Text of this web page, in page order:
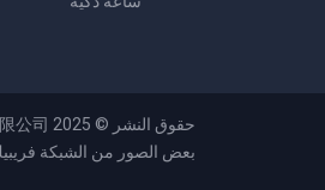
حقوق النشر © 2025
公司
بعض الصور من الشبكة